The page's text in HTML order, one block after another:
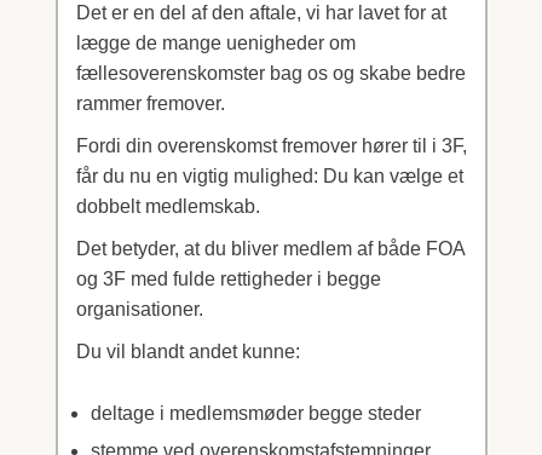
Det er en del af den aftale, vi har lavet for at
lægge de mange uenigheder om
fællesoverenskomster bag os og skabe bedre
rammer fremover.
Fordi din overenskomst fremover hører til i 3F,
får du nu en vigtig mulighed: Du kan vælge et
dobbelt medlemskab.
Det betyder, at du bliver medlem af både FOA
og 3F med fulde rettigheder i begge
organisationer.
Du vil blandt andet kunne:
deltage i medlemsmøder begge steder